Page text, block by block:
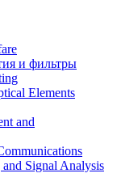
и фильтры
Elements
and
Signal Analysis